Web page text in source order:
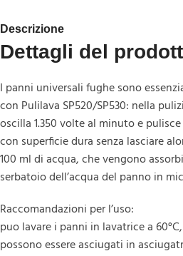
Descrizione
Dettagli del
I panni universali fughe sono
con Pulilava SP520/SP530: nella
oscilla 1.350 volte al minuto e
con superficie dura senza lasciare
100 ml di acqua, che vengono
serbatoio dell’acqua del panno in
Raccomandazioni per l’uso:
puo lavare i panni in lavatrice a
possono essere asciugati in